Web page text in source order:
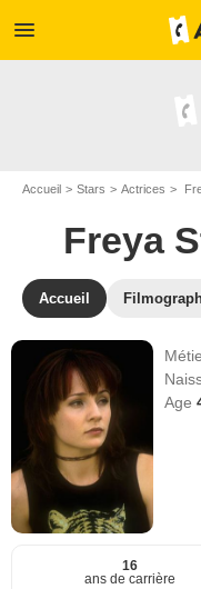
menu
Accueil Stars Actrices
Freya
Accueil
Age
16
ans de carrière